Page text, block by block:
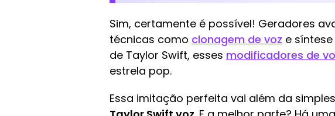
Sim, certamente é possível! Geradores
técnicas como clonagem de voz e
de Taylor Swift, esses modificadores de
estrela pop.
Essa imitação perfeita vai além da